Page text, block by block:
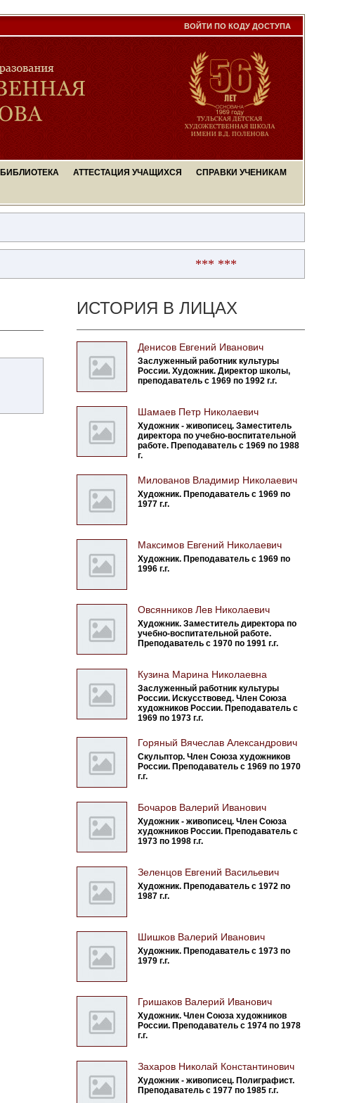
ВОЙТИ ПО КОДУ ДОСТУПА
БИБЛИОТЕКА АТТЕСТАЦИЯ УЧАЩИХСЯ
СПРАВКИ УЧЕНИКАМ
*** ***
ИСТОРИЯ В ЛИЦАХ
Денисов Евгений Иванович
Заслуженный работник культуры
России. Художник. Директор школы,
преподаватель с 1969 по 1992 г.г.
Шамаев Петр Николаевич
Художник - живописец. Заместитель
директора по учебно-воспитательной
работе. Преподаватель с 1969 по 1988
г.
Милованов Владимир Николаевич
Художник. Преподаватель с 1969 по
1977 г.г.
Максимов Евгений Николаевич
Художник. Преподаватель с 1969 по
1996 г.г.
Овсянников Лев Николаевич
Художник. Заместитель директора по
учебно-воспитательной работе.
Преподаватель с 1970 по 1991 г.г.
Кузина Марина Николаевна
Заслуженный работник культуры
России. Искусствовед. Член Союза
художников России. Преподаватель с
1969 по 1973 г.г.
Горяный Вячеслав Александрович
Скульптор. Член Союза художников
России. Преподаватель с 1969 по 1970
г.г.
Бочаров Валерий Иванович
Художник - живописец. Член Союза
художников России. Преподаватель с
1973 по 1998 г.г.
Зеленцов Евгений Васильевич
Художник. Преподаватель с 1972 по
1987 г.г.
Шишков Валерий Иванович
Художник. Преподаватель с 1973 по
1979 г.г.
Гришаков Валерий Иванович
Художник. Член Союза художников
России. Преподаватель с 1974 по 1978
г.г.
Захаров Николай Константинович
Художник - живописец. Полиграфист.
Преподаватель с 1977 по 1985 г.г.